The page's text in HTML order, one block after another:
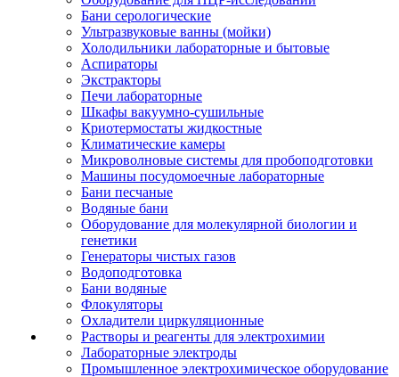
Бани серологические
Ультразвуковые ванны (мойки)
Холодильники лабораторные и бытовые
Аспираторы
Экстракторы
Печи лабораторные
Шкафы вакуумно-сушильные
Криотермостаты жидкостные
Климатические камеры
Микроволновые системы для пробоподготовки
Машины посудомоечные лабораторные
Бани песчаные
Водяные бани
Оборудование для молекулярной биологии и
генетики
Генераторы чистых газов
Водоподготовка
Бани водяные
Флокуляторы
Охладители циркуляционные
Растворы и реагенты для электрохимии
Лабораторные электроды
Промышленное электрохимическое оборудование